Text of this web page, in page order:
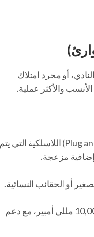
أو مجرد امتلاك
تصميمات مدمجة جداً تقارب حجم بطاقة الائتمان، أو إصدارات (Plug and Play) اللاسلكية التي يتم
تأتي عادة بسعة 5,000 مللي أمبير (تكفي لشحن هاتفك مرة واحدة بالكامل) أو 10,000 مللي أمبير، مع دعم